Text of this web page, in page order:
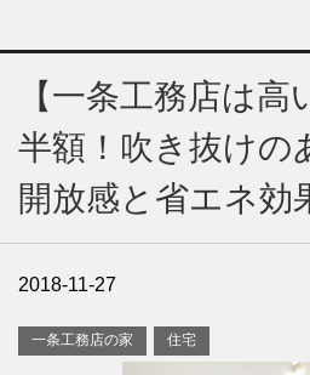
【一条工務店は
半額！吹き抜けの
開放感と省エネ効
2018-11-27
一条工務店の家 住宅